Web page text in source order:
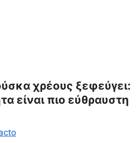
χρέους ξεφεύγει:
είναι πιο εύθραυστη